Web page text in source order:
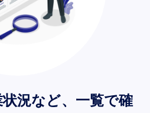
況など、一覧で確